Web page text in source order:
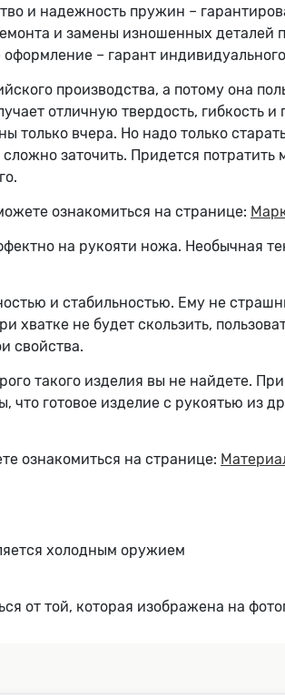
и надежность пружин –
и замены изношенных деталей
– гарант
производства, а потому она
отличную твердость, гибкость
только вчера. Но надо только
заточить. Придется
ознакомиться на странице:
на рукояти ножа. Необычная
и стабильностью. Ему не
хватке не будет скользить,
свойства.
такого изделия вы не найдете.
что готовое изделие с рукоятью
ознакомиться на странице:
холодным оружием
от той, которая изображена на